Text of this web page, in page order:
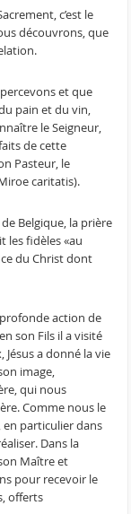
c’est le
découvrons, que
et que
pain et du vin,
le Seigneur,
de cette
Pasteur, le
caritatis).
Belgique, la prière
les fidèles «au
du Christ dont
action de
son Fils il a visité
Jésus a donné la vie
image,
qui nous
Comme nous le
en particulier dans
Dans la
Maître et
pour recevoir le
offerts